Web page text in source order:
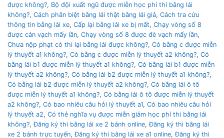
được không?, Bộ đội xuất ngũ được miễn học phí thi bằng lái
không?, Cách phân biệt bằng lái thật bằng lái giả, Cách tra cứu
thông tin bằng lái xe, Cấp lại bằng lái xe bị mất, Chạy vòng số 8
được cán vạch mấy lần, Chạy vòng số 8 được đè vạch mấy lần,
Chưa nộp phạt có thi lại bằng lái được không?, Có bằng c được miễn
lý thuyết a1 không?, Có bằng c được miễn lý thuyết a2 không?, Có
bằng lái b1 được miễn lý thuyết a1 không?, Có bằng lái b1 được miễn
lý thuyết a2 không?, Có bằng lái b2 được miễn lý thuyết a1 không?,
Có bằng lái b2 được miễn lý thuyết a2 không?, Có bằng lái ô tô
được miễn lý thuyết a1 không?, Có bằng lái ô tô được miễn lý thuyết
a2 không?, Có bao nhiêu câu hỏi lý thuyết a1, Có bao nhiêu câu hỏi
lý thuyết a2, Có thẻ nghĩa vụ được miễn giảm học phí thi bằng lái
không?,Đăng ký thi bằng lái xe 2 bánh online,Đăng ký thi bằng lái
xe 2 bánh trực tuyến,Đăng ký thi bằng lái xe a1 online,Đăng ký thi